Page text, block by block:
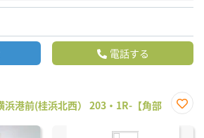
電話する
浜港前(桂浜北西） 203・1R-【角部
に入